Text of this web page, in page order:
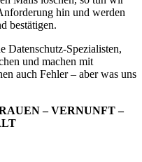
hin und werden
bestätigen.
Datenschutz-Spezialisten,
und machen mit
auch Fehler – aber was uns
– VERNUNFT –